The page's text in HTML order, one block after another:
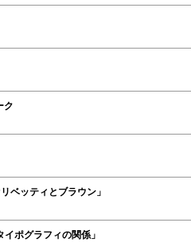
ク
ベッティとブラウン」
ポグラフィの関係」